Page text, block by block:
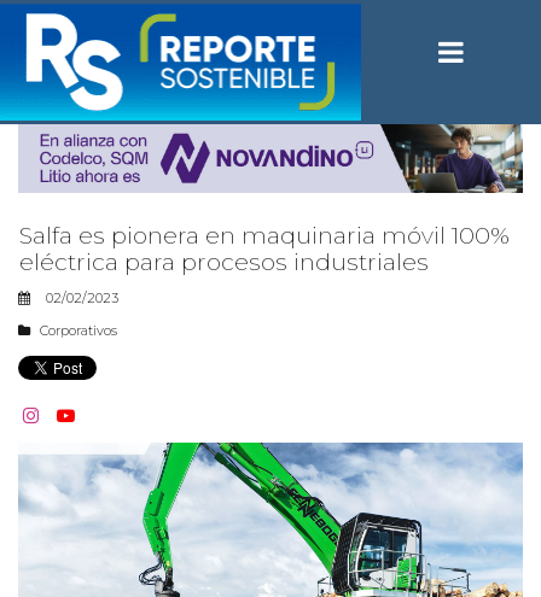
Salfa es pionera en maquinaria móvil 100%
eléctrica para procesos industriales
02/02/2023
Corporativos
 